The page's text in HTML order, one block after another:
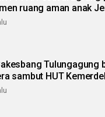
ruang aman anak
Tulungagung
sambut HUT